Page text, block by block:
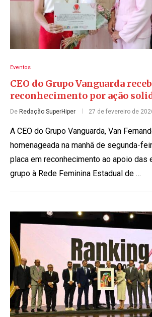
Eventos
CEO do Grupo Vanguarda
reconhecimento por ação
De Redação SuperHiper 27 de fevereiro de
A CEO do Grupo Vanguarda, Van
homenageada na manhã de segunda-
placa em reconhecimento ao apoio das
grupo à Rede Feminina Estadual de …